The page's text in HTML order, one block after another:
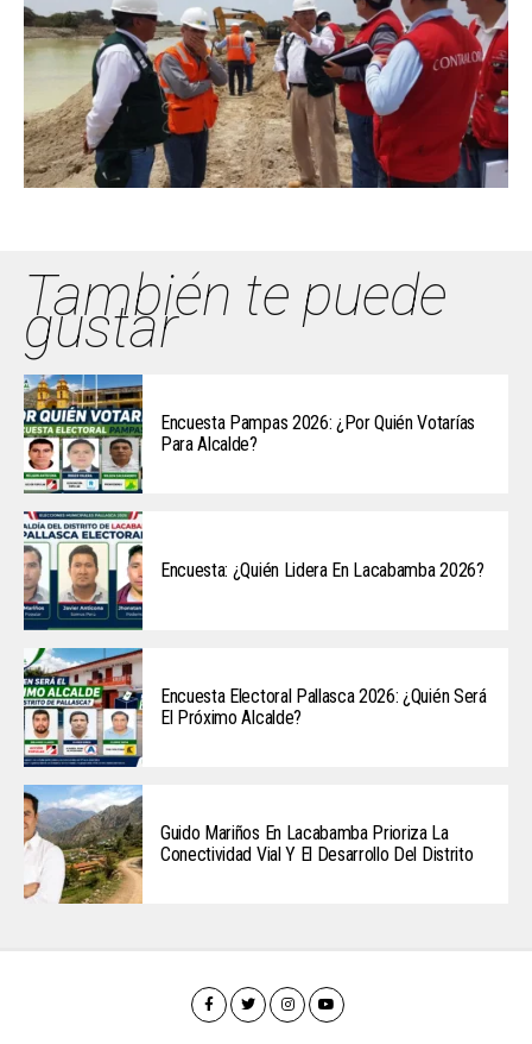
También te puede
gustar
Encuesta Pampas 2026: ¿Por Quién Votarías
Para Alcalde?
Encuesta: ¿Quién Lidera En Lacabamba 2026?
Encuesta Electoral Pallasca 2026: ¿Quién Será
El Próximo Alcalde?
Guido Mariños En Lacabamba Prioriza La
Conectividad Vial Y El Desarrollo Del Distrito